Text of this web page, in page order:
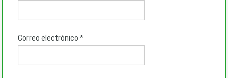
Correo electrónico *